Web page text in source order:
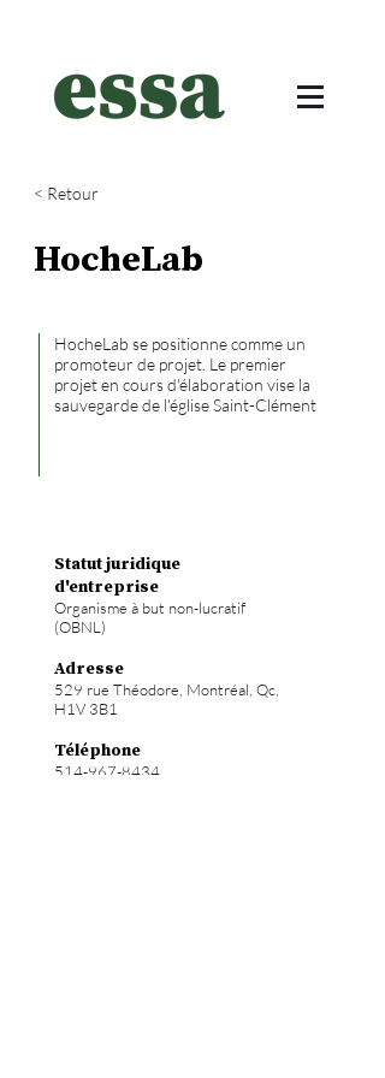
< Retour
HocheLab
HocheLab se positionne comme un
promoteur de projet. Le premier
projet en cours d'élaboration vise la
sauvegarde de l'église Saint-Clément
Statut juridique
d'entreprise
Organisme à but non-lucratif
(OBNL)
Adresse
529 rue Théodore, Montréal, Qc,
H1V 3B1
Téléphone
514-967-8434